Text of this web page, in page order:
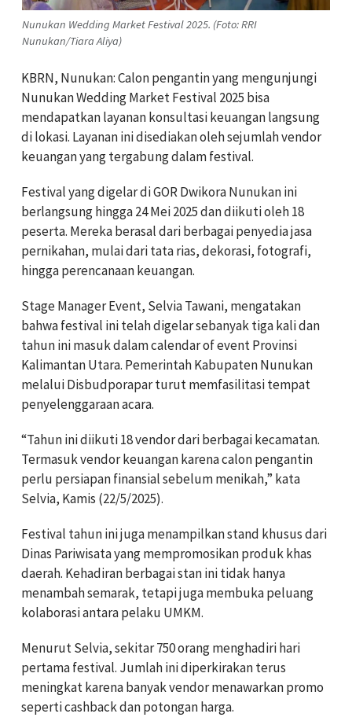
Nunukan Wedding Market Festival 2025. (Foto: RRI
Nunukan/Tiara Aliya)
KBRN, Nunukan: Calon pengantin yang mengunjungi
Nunukan Wedding Market Festival 2025 bisa
mendapatkan layanan konsultasi keuangan langsung
di lokasi. Layanan ini disediakan oleh sejumlah vendor
keuangan yang tergabung dalam festival.
Festival yang digelar di GOR Dwikora Nunukan ini
berlangsung hingga 24 Mei 2025 dan diikuti oleh 18
peserta. Mereka berasal dari berbagai penyedia jasa
pernikahan, mulai dari tata rias, dekorasi, fotografi,
hingga perencanaan keuangan.
Stage Manager Event, Selvia Tawani, mengatakan
bahwa festival ini telah digelar sebanyak tiga kali dan
tahun ini masuk dalam calendar of event Provinsi
Kalimantan Utara. Pemerintah Kabupaten Nunukan
melalui Disbudporapar turut memfasilitasi tempat
penyelenggaraan acara.
“Tahun ini diikuti 18 vendor dari berbagai kecamatan.
Termasuk vendor keuangan karena calon pengantin
perlu persiapan finansial sebelum menikah,” kata
Selvia, Kamis (22/5/2025).
Festival tahun ini juga menampilkan stand khusus dari
Dinas Pariwisata yang mempromosikan produk khas
daerah. Kehadiran berbagai stan ini tidak hanya
menambah semarak, tetapi juga membuka peluang
kolaborasi antara pelaku UMKM.
Menurut Selvia, sekitar 750 orang menghadiri hari
pertama festival. Jumlah ini diperkirakan terus
meningkat karena banyak vendor menawarkan promo
seperti cashback dan potongan harga.